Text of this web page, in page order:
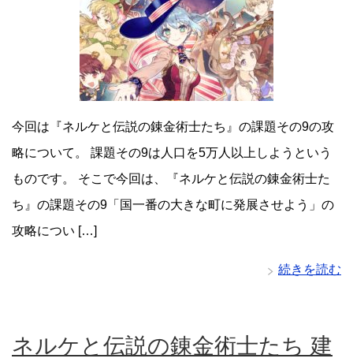
今回は『ネルケと伝説の錬金術士たち』の課題その9の攻
略について。 課題その9は人口を5万人以上しようという
ものです。 そこで今回は、『ネルケと伝説の錬金術士た
ち』の課題その9「国一番の大きな町に発展させよう」の
攻略につい […]
続きを読む
ネルケと伝説の錬金術士たち 建